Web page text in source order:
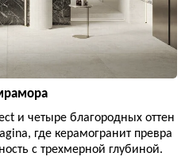
и четыре благородных оттен
где керамогранит превра
с трехмерной глубиной.